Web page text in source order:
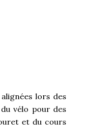
lors des
vélo pour des
et du cours